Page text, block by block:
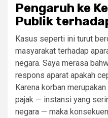
Pengaruh ke
Publik
Kasus seperti ini turut
masyarakat terhadap
negara. Saya merasa
respons aparat apakah
Karena korban
pajak — instansi yang
negara — maka